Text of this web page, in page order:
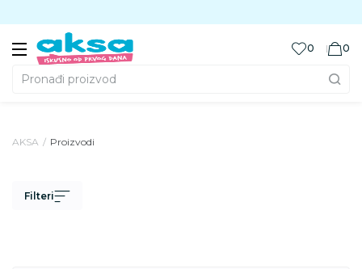
Pronađi proizvod
0 0
AKSA Proizvodi
Filteri